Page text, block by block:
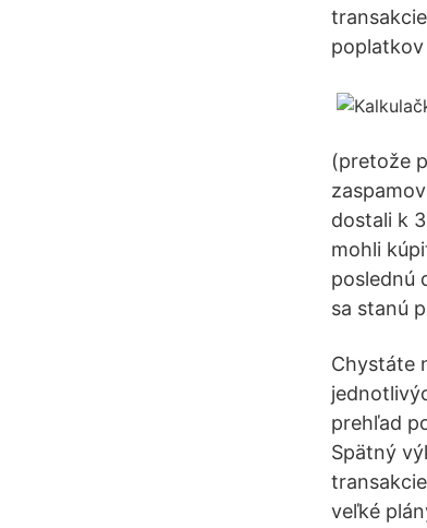
(pretože
dostali k
mohli
poslednú
sa stanú
Chystáte
prehľad
Spätný
veľké